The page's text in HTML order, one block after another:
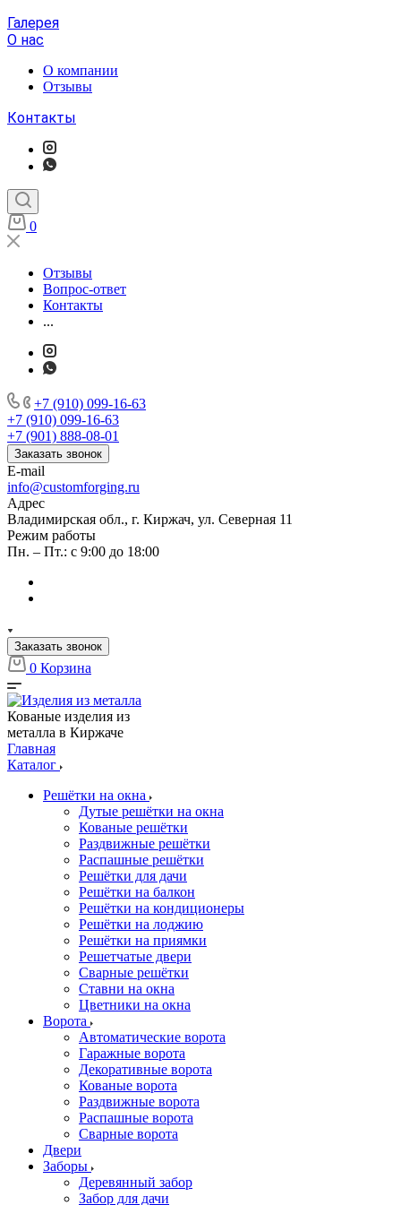
Галерея
О нас
О компании
Отзывы
Контакты
0
Отзывы
Вопрос-ответ
Контакты
...
+7 (910) 099-16-63
+7 (910) 099-16-63
+7 (901) 888-08-01
Заказать звонок
E-mail
info@customforging.ru
Адрес
Владимирская обл., г. Киржач, ул. Северная 11
Режим работы
Пн. – Пт.: с 9:00 до 18:00
Заказать звонок
0 Корзина
Кованые изделия из
металла в Киржаче
Главная
Каталог
Решётки на окна
Дутые решётки на окна
Кованые решётки
Раздвижные решётки
Распашные решётки
Решётки для дачи
Решётки на балкон
Решётки на кондиционеры
Решётки на лоджию
Решётки на приямки
Решетчатые двери
Сварные решётки
Ставни на окна
Цветники на окна
Ворота
Автоматические ворота
Гаражные ворота
Декоративные ворота
Кованые ворота
Раздвижные ворота
Распашные ворота
Сварные ворота
Двери
Заборы
Деревянный забор
Забор для дачи